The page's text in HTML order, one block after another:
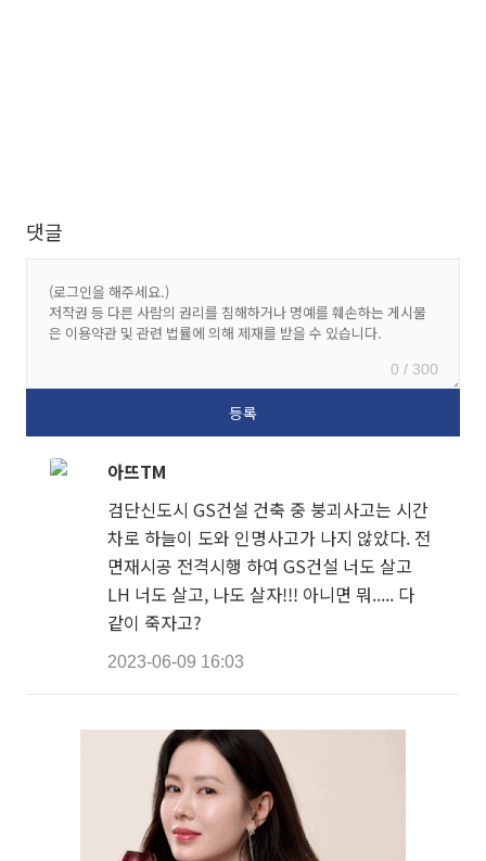
댓글
0 / 300
아뜨TM
검단신도시 GS건설 건축 중 붕괴사고는 시간
차로 하늘이 도와 인명사고가 나지 않았다. 전
면재시공 전격시행 하여 GS건설 너도 살고
LH 너도 살고, 나도 살자!!! 아니면 뭐..... 다
같이 죽자고?
2023-06-09 16:03